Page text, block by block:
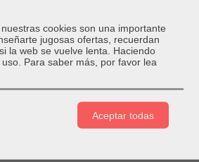
cookies son una importante
jugosas ofertas, recuerdan
la web se vuelve lenta. Haciendo
Para saber más, por favor lea
Aceptar todas